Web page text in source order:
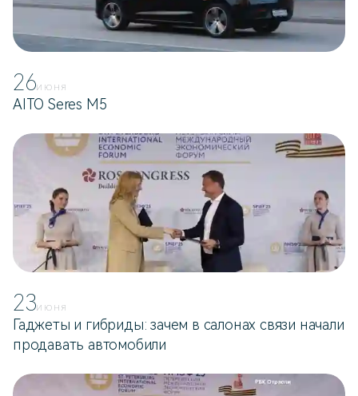
26ИЮНЯ
AITO Seres M5
23ИЮНЯ
Гаджеты и гибриды: зачем в салонах связи начали
продавать автомобили